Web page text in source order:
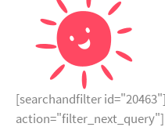
[searchandfilter
action="filter_next_query"]